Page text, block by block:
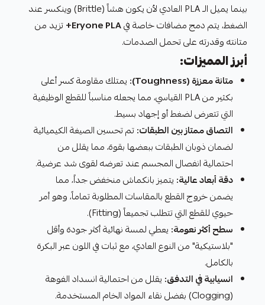
بينما يميل الـ PLA العادي لأن يكون هشاً (Brittle) وينكسر عند
الضغط، يتم دمج مضافات خاصة فيEryone PLA+ تزيد من
متانته وقدرته على تحمل الصدمات.
أبرز المميزات:
متانة معززة (Toughness):
يمتلك مقاومة كسر أعلى
بكثير من PLA القياسي، مما يجعله مناسباً للقطع الوظيفية
التي تتعرض لضغط أو إجهاد بسيط.
التصاق ممتاز بين الطبقات:تم تحسين الصيغة الكيميائية
لضمان ذوبان الطبقات ببعضها بقوة، مما يقلل من
احتمالية انفصال المجسم عند تعرضه لقوى شد عرضية.
دقة أبعاد عالية: يتميز بانكماش منخفض جداً، مما
يضمن خروج القطع بالمقاسات المطلوبة تماماً، وهو أمر
حيوي للقطع التي تتطلب تجميعاً (Fitting).
سطح أكثر نعومة: يعطي لمسة نهائية أكثر جودة وأقل
"بلاستيكية" من النوع العادي، مع ثبات في اللون عبر البكرة
بالكامل.
انسيابية في التدفق: يقلل من احتمالية انسداد الفوهة
(Clogging) بفضل نقاء المواد الخام المستخدمة.